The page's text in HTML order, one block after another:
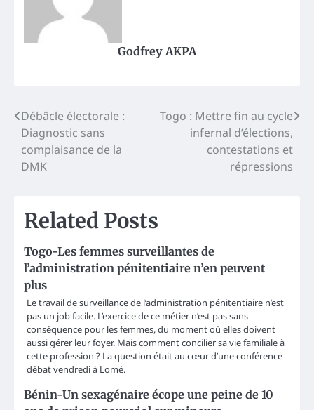
Godfrey AKPA
Post
navigation
Débâcle électorale :
Diagnostic sans
complaisance de la
DMK
Togo : Mettre fin au cycle
infernal d’élections,
contestations et
répressions
Related Posts
Togo-Les femmes surveillantes de
l’administration pénitentiaire n’en peuvent
plus
Le travail de surveillance de l’administration pénitentiaire n’est
pas un job facile. L’exercice de ce métier n’est pas sans
conséquence pour les femmes, du moment où elles doivent
aussi gérer leur foyer. Mais comment concilier sa vie familiale à
cette profession ? La question était au cœur d’une conférence-
débat vendredi à Lomé.
Bénin-Un sexagénaire écope une peine de 10